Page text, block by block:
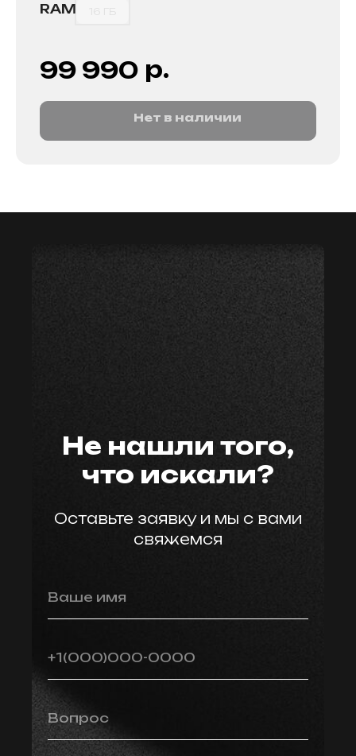
99 990 р.
RAM
Нет в наличии
Не нашли того,
что искали?
Оставьте заявку и мы с вами
свяжемся
Ваше имя
+1(000)000-0000
Вопрос